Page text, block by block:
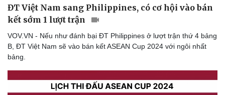
ĐT Việt Nam sang Philippines, có cơ hội vào bán
kết sớm 1 lượt trận
VOV.VN - Nếu như đánh bại ĐT Philippines ở lượt trận thứ 4 bảng
B, ĐT Việt Nam sẽ vào bán kết ASEAN Cup 2024 với ngôi nhất
bảng.